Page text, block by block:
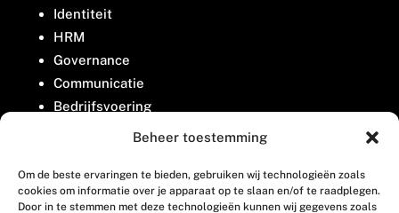
Beheer toestemming
Om de beste ervaringen te bieden, gebruiken wij technologieën zoals
cookies om informatie over je apparaat op te slaan en/of te raadplegen.
Door in te stemmen met deze technologieën kunnen wij gegevens zoals
Identiteit
HRM
Governance
Communicatie
Bedrijfsvoering
Belangenbehartiging
Contact